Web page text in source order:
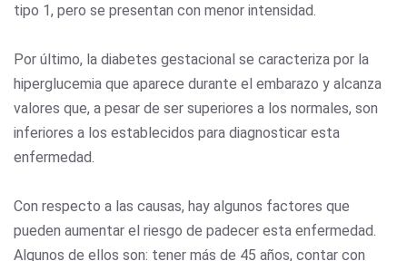
tipo 1, pero se presentan con menor intensidad.
Por último, la diabetes gestacional se caracteriza por la
hiperglucemia que aparece durante el embarazo y alcanza
valores que, a pesar de ser superiores a los normales, son
inferiores a los establecidos para diagnosticar esta
enfermedad.
Con respecto a las causas, hay algunos factores que
pueden aumentar el riesgo de padecer esta enfermedad.
Algunos de ellos son: tener más de 45 años, contar con